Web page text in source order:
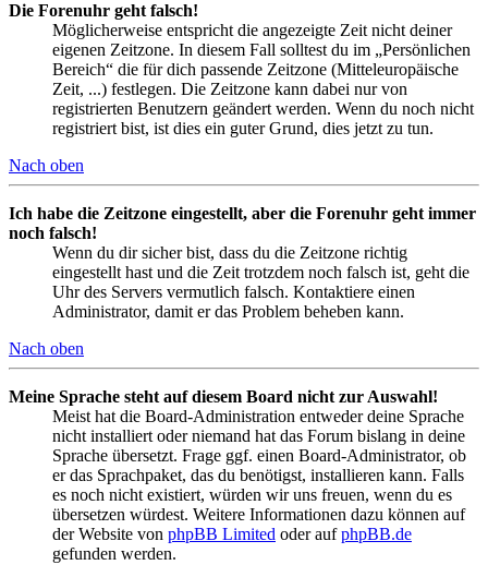
Die Forenuhr geht falsch!
Möglicherweise entspricht die angezeigte Zeit nicht deiner
eigenen Zeitzone. In diesem Fall solltest du im „Persönlichen
Bereich“ die für dich passende Zeitzone (Mitteleuropäische
Zeit, ...) festlegen. Die Zeitzone kann dabei nur von
registrierten Benutzern geändert werden. Wenn du noch nicht
registriert bist, ist dies ein guter Grund, dies jetzt zu tun.
Nach oben
Ich habe die Zeitzone eingestellt, aber die Forenuhr geht immer
noch falsch!
Wenn du dir sicher bist, dass du die Zeitzone richtig
eingestellt hast und die Zeit trotzdem noch falsch ist, geht die
Uhr des Servers vermutlich falsch. Kontaktiere einen
Administrator, damit er das Problem beheben kann.
Nach oben
Meine Sprache steht auf diesem Board nicht zur Auswahl!
Meist hat die Board-Administration entweder deine Sprache
nicht installiert oder niemand hat das Forum bislang in deine
Sprache übersetzt. Frage ggf. einen Board-Administrator, ob
er das Sprachpaket, das du benötigst, installieren kann. Falls
es noch nicht existiert, würden wir uns freuen, wenn du es
übersetzen würdest. Weitere Informationen dazu können auf
der Website von phpBB Limited oder aufphpBB.de
gefunden werden.